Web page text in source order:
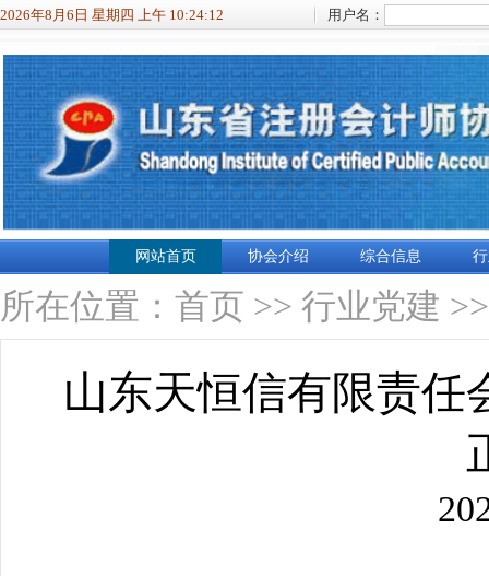
2026年8月6日 星期四 上午 10:24:12 用户名：
网站首页 协会介绍 综合信息
所在位置： 首页 >> 行业党建
山东天恒信有限责任